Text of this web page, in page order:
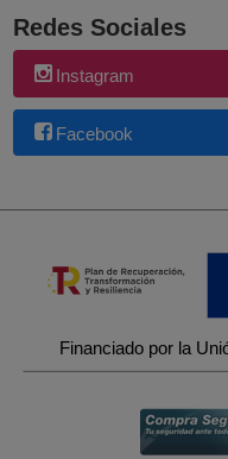
Redes Sociales
Instagram
Facebook
Financiado por la